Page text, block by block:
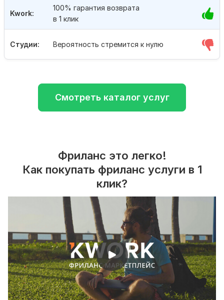
Студии: Вероятность стремится к нулю
Kwork:
100% гарантия возврата
в 1 клик
Смотреть каталог услуг
Фриланс это легко!
Как покупать фриланс услуги в 1
клик?